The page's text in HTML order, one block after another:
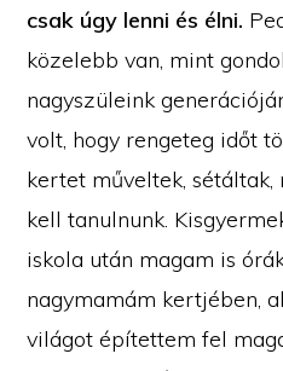
csak úgy lenni és élni.
közelebb van, mint
nagyszüleink
volt, hogy rengeteg időt
kertet műveltek,
kell tanulnunk.
iskola után magam is
nagymamám kertjében,
világot építettem fel